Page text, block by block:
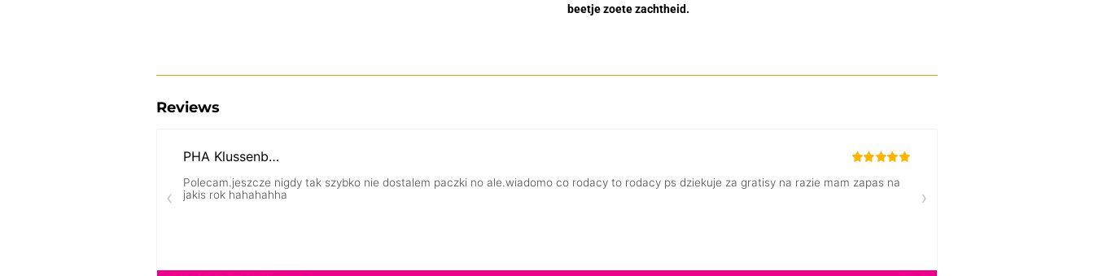
beetje zoete zachtheid.
Reviews